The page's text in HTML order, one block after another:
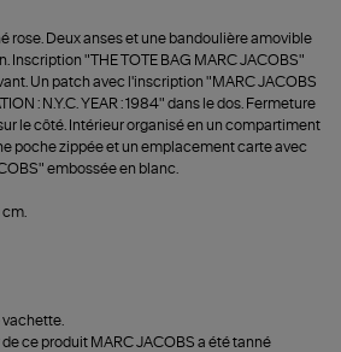
rose. Deux anses et une bandoulière amovible
Inscription "THE TOTE BAG MARC JACOBS"
Un patch avec l'inscription "MARC JACOBS
: N.Y.C. YEAR : 1984" dans le dos. Fermeture
le côté. Intérieur organisé en un compartiment
poche zippée et un emplacement carte avec
embossée en blanc.
cm.
vachette.
de ce produit MARC JACOBS a été tanné